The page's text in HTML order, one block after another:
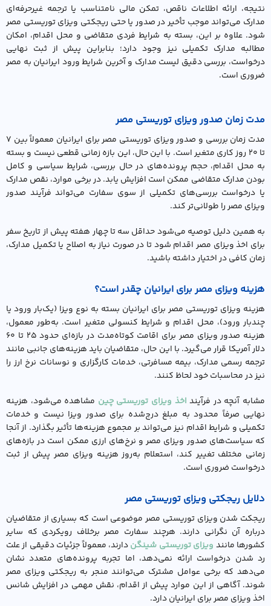
نتیجه، ارائه اطلاعات ناقص، تمکن مالی نامتناسب یا ترجمه غیرحرفه‌ای
مدارک می‌تواند موجب تأخیر در صدور یا حتی ریجکتی ویزای توریستی مصر
شود. علاوه بر این، بسته به شرایط فردی متقاضی و محل اقدام، امکان
مطالبه مدارک تکمیلی نیز وجود دارد؛ بنابراین پیش از ثبت نهایی
درخواست، بررسی دقیق لیست مدارک و آخرین شرایط ورود ایرانیان به مصر
ضروری است.
مدت زمان صدور ویزای توریستی مصر
مدت زمان بررسی و صدور ویزای توریستی مصر برای ایرانیان معمولاً بین ۷
تا ۲۰ روز کاری متغیر است. با این حال، این بازه زمانی قطعی نیست و بسته
به محل اقدام، حجم پرونده‌های در حال بررسی، شرایط سیاسی و کامل
بودن مدارک متقاضی ممکن است افزایش یابد. در برخی موارد، نقص مدارک
یا درخواست بررسی‌های تکمیلی از سوی سفارت می‌تواند فرآیند صدور
ویزای مصر را طولانی‌تر کند.
به همین دلیل توصیه می‌شود حداقل سه تا چهار هفته پیش از تاریخ سفر
برای اخذ ویزای مصر اقدام شود تا در صورت نیاز به اصلاح یا تکمیل مدارک،
زمان کافی در اختیار داشته باشید.
هزینه ویزای مصر برای ایرانیان چقدر است؟
هزینه ویزای توریستی مصر برای ایرانیان بسته به نوع ویزا (یک‌بار ورود یا
چندبار ورود)، محل اقدام و شرایط کنسولی متغیر است. به‌طور معمول،
هزینه صدور ویزای مصر برای اقامت کوتاه‌مدت در بازه‌ای حدود ۲۵ تا ۶۰
دلار آمریکا قرار می‌گیرد. با این حال، متقاضیان باید هزینه‌های جانبی مانند
ترجمه رسمی مدارک، بیمه مسافرتی، خدمات کارگزاری و نوسانات نرخ ارز را
نیز در محاسبات خود لحاظ کنند.
مشابه آنچه در فرآیند اخذ ویزای توریستی چین مشاهده می‌شود، هزینه
نهایی صرفاً محدود به مبلغ درج‌شده برای صدور ویزا نیست و خدمات
تکمیلی و شرایط اقدام نیز می‌تواند بر مجموع هزینه‌ها تأثیر بگذارد. از آنجا
که سیاست‌های صدور ویزای مصر و نرخ‌های ارزی ممکن است در بازه‌های
زمانی مختلف تغییر کند، استعلام به‌روز هزینه ویزای مصر پیش از ثبت
درخواست ضروری است.
دلایل ریجکتی ویزای توریستی مصر
ریجکت شدن ویزای توریستی مصر موضوعی است که بسیاری از متقاضیان
درباره آن نگرانی دارند. هرچند سفارت مصر برخلاف رویکردی که سایر
کشورها مانند ویزای توریستی شینگندارند، معمولاً جزئیات دقیقی از علت
رد شدن درخواست ارائه نمی‌دهد، اما تجربه پرونده‌های متعدد نشان
می‌دهد که برخی عوامل مشترک می‌توانند منجر به ریجکتی ویزای مصر
شوند. آگاهی از این موارد پیش از اقدام، نقش مهمی در افزایش شانس
اخذ ویزای مصر برای ایرانیان دارد.